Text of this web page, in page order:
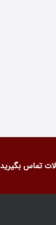
تماس بگیرید